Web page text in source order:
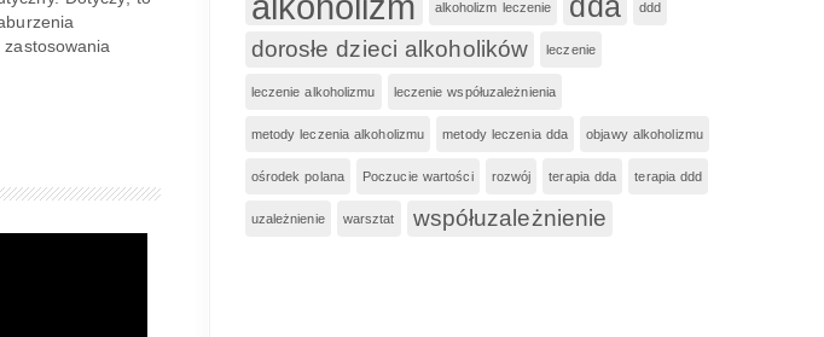
alkoholizm leczenie dda ddd
dorosłe dzieci alkoholików leczenie
leczenie alkoholizmu leczenie współuzależnienia
metody leczenia alkoholizmu metody leczenia dda objawy alkoholizmu
ośrodek polana Poczucie wartości rozwój terapia dda terapia ddd
uzależnienie warsztat współuzależnienie